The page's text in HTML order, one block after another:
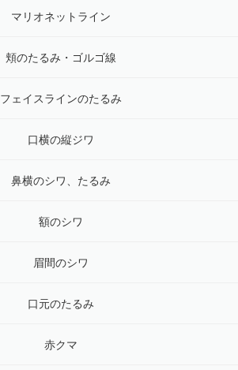
マリオネットライン
頬のたるみ・ゴルゴ線
フェイスラインのたるみ
口横の縦ジワ
鼻横のシワ、たるみ
額のシワ
眉間のシワ
口元のたるみ
赤クマ